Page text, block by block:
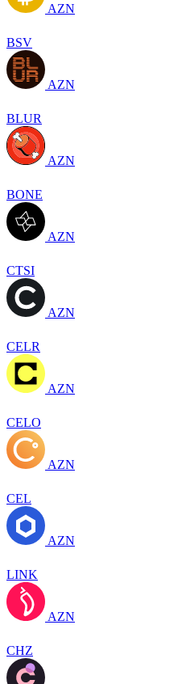
AZN
BSV
AZN
BLUR
AZN
BONE
AZN
CTSI
AZN
CELR
AZN
CELO
AZN
CEL
AZN
LINK
AZN
CHZ